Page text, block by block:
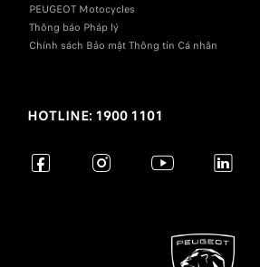
PEUGEOT Motocycles
Thông báo Pháp lý
Chính sách Bảo mật Thông tin Cá nhân
HOTLINE: 1900 1101